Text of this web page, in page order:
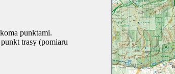
punktami.
trasy (pomiaru